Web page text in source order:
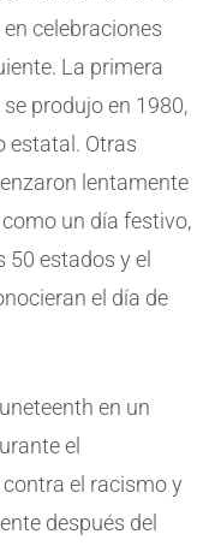
celebraciones
La primera
produjo en 1980,
estatal. Otras
lentamente
un día festivo,
50 estados y el
el día de
en un
el
el racismo y
después del